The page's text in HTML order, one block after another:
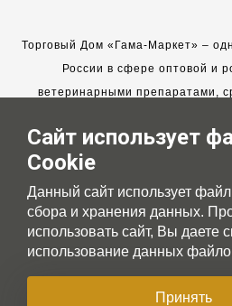
Торговый Дом «Гама-Маркет» –
России в сфере оптовой и
ветеринарными препаратами,
Мы работаем с 2005 года. Мы
новых клиентов и всегда
долгосрочные
Сайт использует
Cookie
Данный сайт использует
сбора и хранения данных.
использовать сайт, Вы даете
использование данных
Принять